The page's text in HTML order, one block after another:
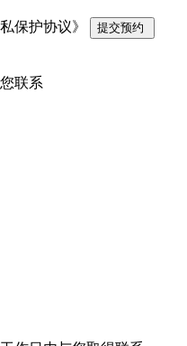
私保护协议》 提交预约
联系